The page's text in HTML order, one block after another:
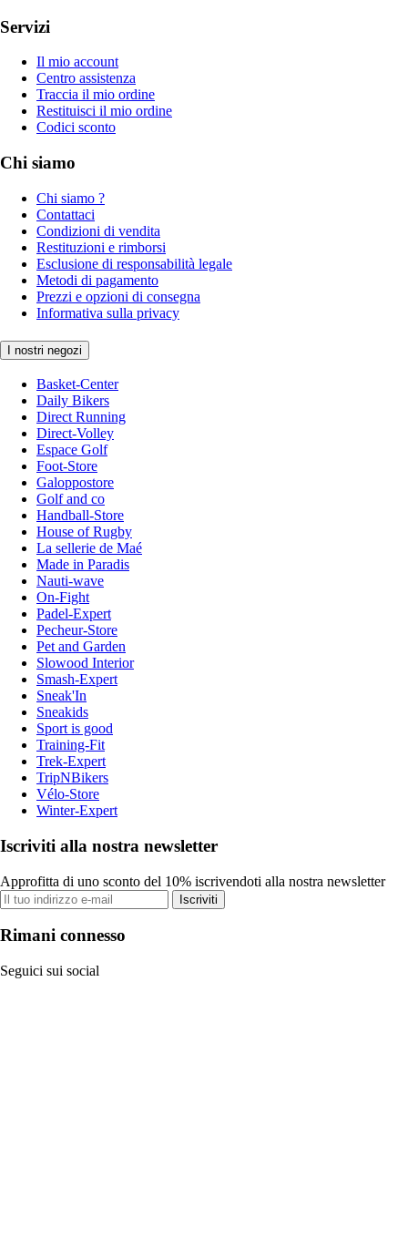
Servizi
Il mio account
Centro assistenza
Traccia il mio ordine
Restituisci il mio ordine
Codici sconto
Chi siamo
Chi siamo ?
Contattaci
Condizioni di vendita
Restituzioni e rimborsi
Esclusione di responsabilità legale
Metodi di pagamento
Prezzi e opzioni di consegna
Informativa sulla privacy
I nostri negozi
Basket-Center
Daily Bikers
Direct Running
Direct-Volley
Espace Golf
Foot-Store
Galoppostore
Golf and co
Handball-Store
House of Rugby
La sellerie de Maé
Made in Paradis
Nauti-wave
On-Fight
Padel-Expert
Pecheur-Store
Pet and Garden
Slowood Interior
Smash-Expert
Sneak'In
Sneakids
Sport is good
Training-Fit
Trek-Expert
TripNBikers
Vélo-Store
Winter-Expert
Iscriviti alla nostra newsletter
Approfitta di uno sconto del 10% iscrivendoti alla nostra newsletter
Iscriviti
Rimani connesso
Seguici sui social